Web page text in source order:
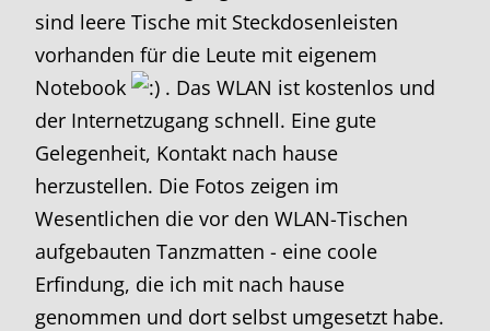
sind leere Tische mit Steckdosenleisten
vorhanden für die Leute mit eigenem
Notebook
. Das WLAN ist kostenlos und
der Internetzugang schnell. Eine gute
Gelegenheit, Kontakt nach hause
herzustellen. Die Fotos zeigen im
Wesentlichen die vor den WLAN-Tischen
aufgebauten Tanzmatten - eine coole
Erfindung, die ich mit nach hause
genommen und dort selbst umgesetzt habe.